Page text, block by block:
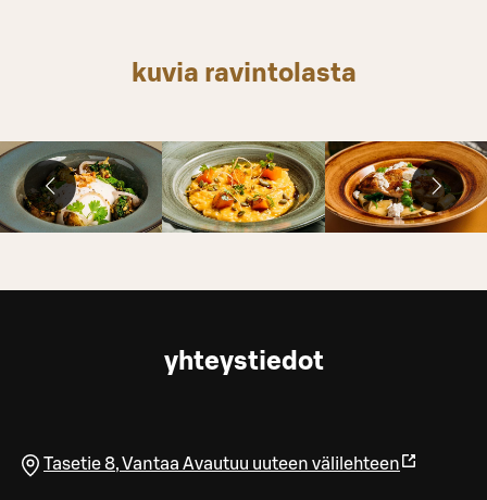
kuvia ravintolasta
yhteystiedot
Tasetie 8,Vantaa Avautuu uuteen välilehteen